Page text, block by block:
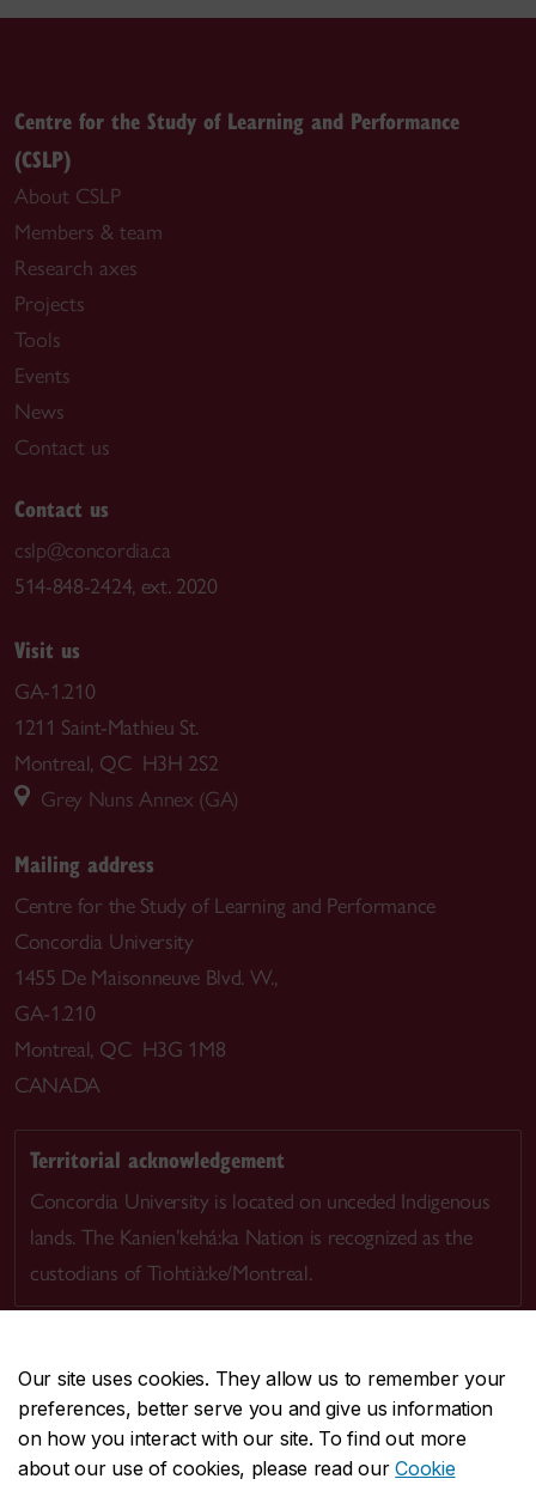
Our site uses cookies. They allow us to remember your
preferences, better serve you and give us information
on how you interact with our site. To find out more
about our use of cookies, please read ourCookie
Centre for the Study of Learning and Performance
(CSLP)
About CSLP
Members & team
Research axes
Projects
Tools
Events
News
Contact us
Contact us
cslp@concordia.ca
514-848-2424, ext. 2020
Visit us
GA-1.210
1211 Saint-Mathieu St.
Montreal, QC H3H 2S2
Grey Nuns Annex (GA)
Mailing address
Centre for the Study of Learning and Performance
Concordia University
1455 De Maisonneuve Blvd. W.,
GA-1.210
Montreal, QC H3G 1M8
CANADA
Territorial acknowledgement
Concordia University is located on unceded Indigenous
lands. The Kanien’kehá:ka Nation is recognized as the
custodians of Tiohtià:ke/Montreal.
CENTRAL514-848-2424
EMERGENCY514-848-3717